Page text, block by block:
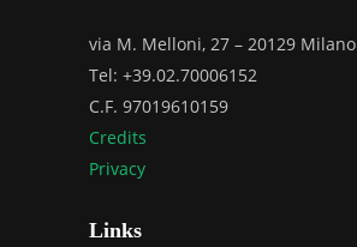
via M. Melloni, 27 – 20129 Milano
Tel: +39.02.70006152
C.F. 97019610159
Credits
Privacy
Links